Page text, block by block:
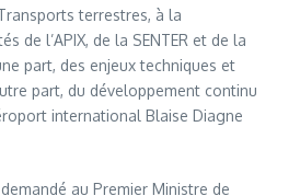
terrestres, à la
de l’APIX, de la SENTER et de la
part, des enjeux techniques et
part, du développement continu
international Blaise Diagne
au Premier Ministre de